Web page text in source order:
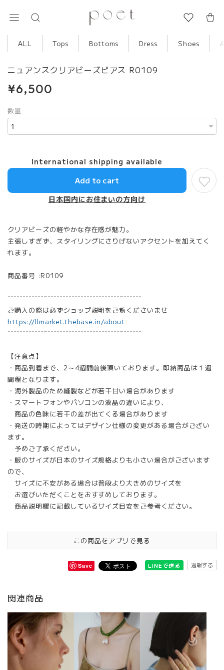
ALL Tops Bottoms Dress Shoes
ニュアンスクリアビーズピアス R0109
¥6,500
数量
International shipping available
Add to cart
日本国内にお住まいの方向け
クリアビーズの軽やかな存在感が魅力。
主張しすぎず、スタイリングにさりげないアクセントを加えてく
れます。
商品番号 :R0109
¨¨¨¨¨¨¨¨¨¨¨¨¨¨¨¨¨¨¨¨¨¨¨¨¨¨¨¨¨¨¨¨¨¨¨¨¨¨¨¨¨¨¨¨¨
ご購入の際は必ずショップ説明をご覧くださいませ
https://llmarket.thebase.in/about
¨¨¨¨¨¨¨¨¨¨¨¨¨¨¨¨¨¨¨¨¨¨¨¨¨¨¨¨¨¨¨¨¨¨¨¨¨¨¨¨¨¨¨¨¨
【注意点】
・商品到着まで、2～4週間前後頂いております。即納商品は１週
間程となります。
・海外製品のため縫製などが若干甘い場合があります
・スマートフォンやパソコンの液晶の違いにより、
商品の色味に若干の差が出てくる場合があります
・発送の時期によってはデザイン仕様の変更がある場合がござい
ます。
予めご了承ください。
・服のサイズが日本のサイズ規格よりも小さい場合がございます
ので、
サイズに不安がある場合は普段より大きめのサイズを
お選びいただくことをおすすめしております。
商品説明欄に記載しているサイズ目安をご参考ください。
この商品をアプリで見る
Save LINEで送る 通報する
関連商品